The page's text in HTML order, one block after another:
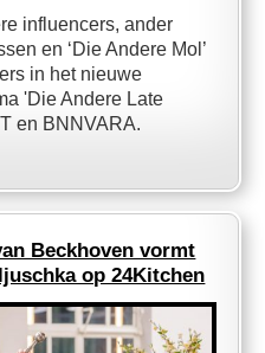
influencers, ander
en ‘Die Andere Mol’
in het nieuwe
'Die Andere Late
en BNNVARA.
Beckhoven vormt
op 24Kitchen